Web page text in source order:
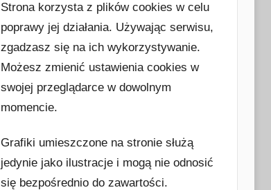
Strona korzysta z plików cookies w celu
poprawy jej działania. Używając serwisu,
zgadzasz się na ich wykorzystywanie.
Możesz zmienić ustawienia cookies w
swojej przeglądarce w dowolnym
momencie.
Grafiki umieszczone na stronie służą
jedynie jako ilustracje i mogą nie odnosić
się bezpośrednio do zawartości.